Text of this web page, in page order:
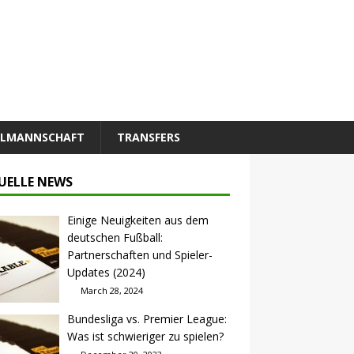
TRANSFERS
NEWS
Einige Neuigkeiten aus dem
deutschen Fußball:
Partnerschaften und Spieler-
Updates (2024)
March 28, 2024
Bundesliga vs. Premier League:
Was ist schwieriger zu spielen?